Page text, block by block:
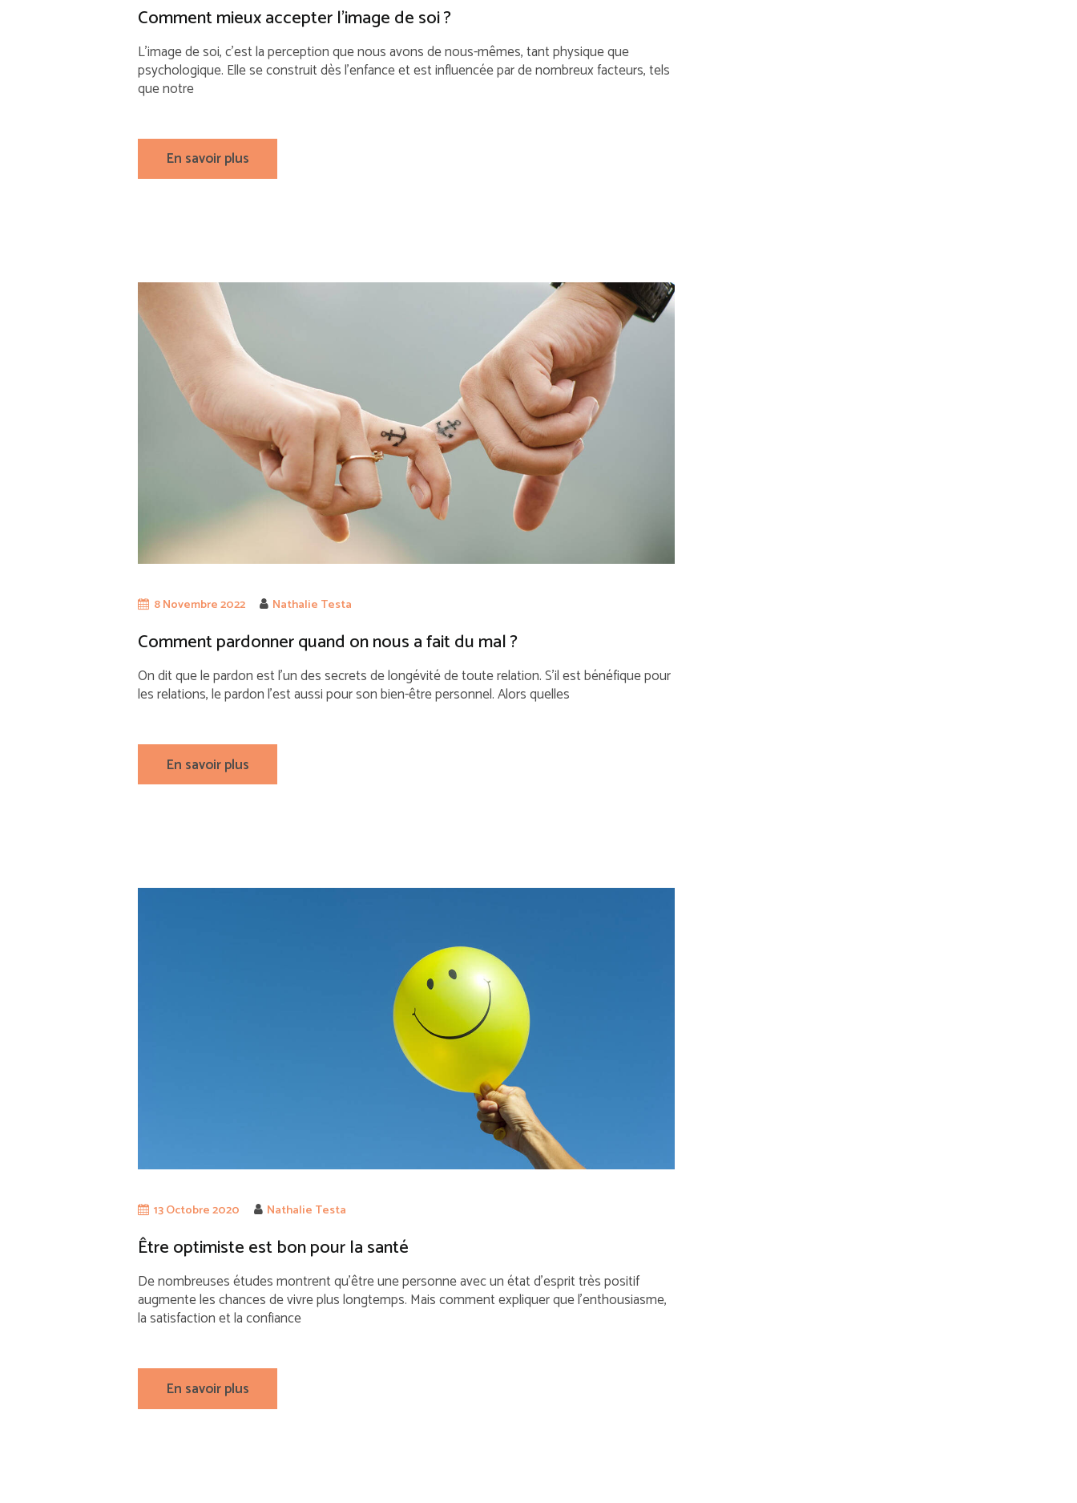
Comment mieux accepter l’image de soi ?
L’image de soi, c’est la perception que nous avons de nous-mêmes, tant physique que
psychologique. Elle se construit dès l’enfance et est influencée par de nombreux facteurs, tels
que notre
En savoir plus
8 Novembre 2022 Nathalie Testa
Comment pardonner quand on nous a fait du mal ?
On dit que le pardon est l’un des secrets de longévité de toute relation. S’il est bénéfique pour
les relations, le pardon l’est aussi pour son bien-être personnel. Alors quelles
En savoir plus
13 Octobre 2020 Nathalie Testa
Être optimiste est bon pour la santé
De nombreuses études montrent qu’être une personne avec un état d’esprit très positif
augmente les chances de vivre plus longtemps. Mais comment expliquer que l’enthousiasme,
la satisfaction et la confiance
En savoir plus